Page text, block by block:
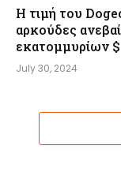
Η τιμή του
αρκούδες
εκατομμυρίων $
July 30, 2024